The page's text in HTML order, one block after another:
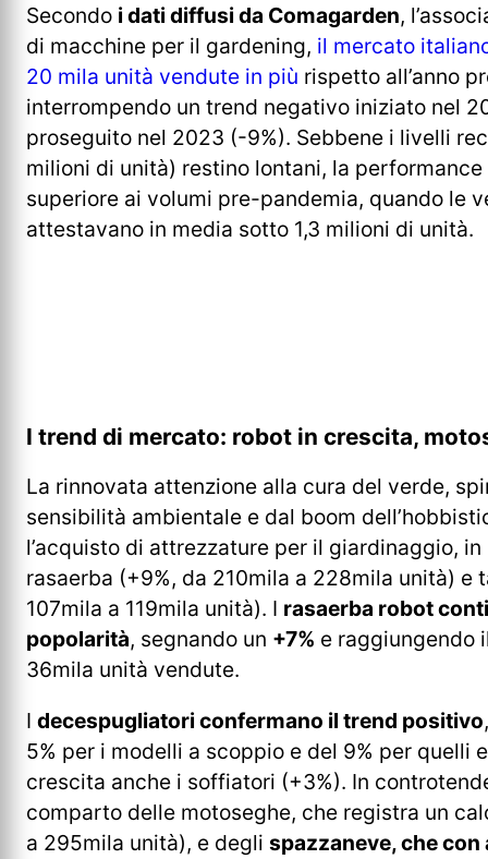
Secondo i dati diffusi da Comagarden,
di macchine per il gardening, il mercato
20 mila unità vendute in più rispetto all’anno
interrompendo un trend negativo iniziato nel
proseguito nel 2023 (-9%). Sebbene i livelli
milioni di unità) restino lontani, la
superiore ai volumi pre-pandemia, quando le
attestavano in media sotto 1,3 milioni di unità.
I trend di mercato: robot in crescita,
La rinnovata attenzione alla cura del verde,
sensibilità ambientale e dal boom
l’acquisto di attrezzature per il giardinaggio,
rasaerba (+9%, da 210mila a 228mila unità) e
107mila a 119mila unità). I rasaerba robot
popolarità, segnando un +7% e raggiungendo
36mila unità vendute.
I decespugliatori confermano il trend positivo
5% per i modelli a scoppio e del 9% per quelli
crescita anche i soffiatori (+3%). In
comparto delle motoseghe, che registra un
a 295mila unità), e degli spazzaneve, che con